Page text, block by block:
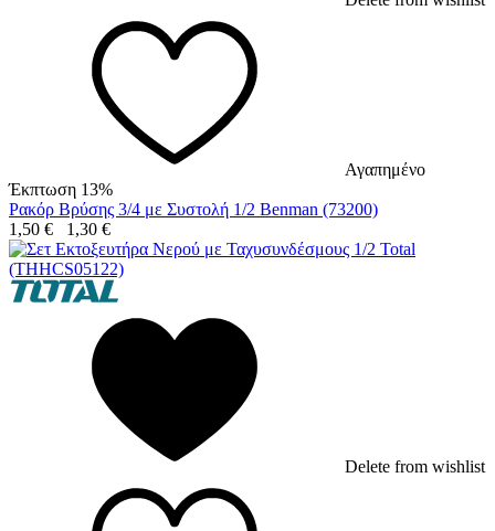
Αγαπημένο
Έκπτωση 13%
Ρακόρ Βρύσης 3/4 με Συστολή 1/2 Benman (73200)
1,50 € 1,30 €
Delete from wishlist